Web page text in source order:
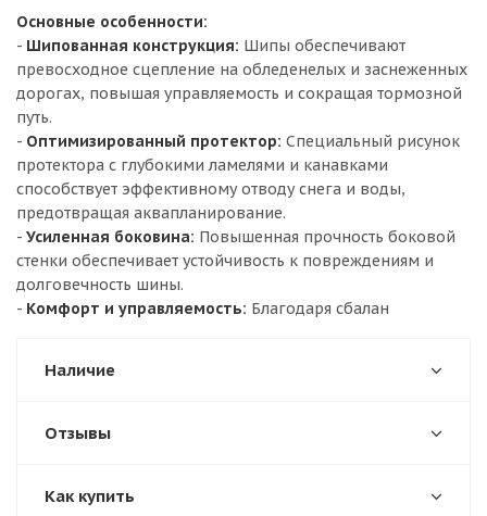
Основные особенности:
- Шипованная конструкция: Шипы обеспечивают
превосходное сцепление на обледенелых и заснеженных
дорогах, повышая управляемость и сокращая тормозной
путь.
- Оптимизированный протектор: Специальный рисунок
протектора с глубокими ламелями и канавками
способствует эффективному отводу снега и воды,
предотвращая аквапланирование.
- Усиленная боковина: Повышенная прочность боковой
стенки обеспечивает устойчивость к повреждениям и
долговечность шины.
- Комфорт и управляемость: Благодаря сбалан
Наличие
Отзывы
Как купить